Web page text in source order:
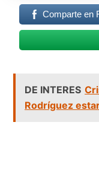
Comparte en
DE INTERES
Rodríguez